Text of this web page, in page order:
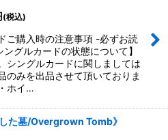
(税込)
ご購入時の注意事項 -必ずお読
グルカードの状態について】
シングルカードに関しましては
のみを出品させて頂いておりま
ホイ…
した墓/Overgrown Tomb》